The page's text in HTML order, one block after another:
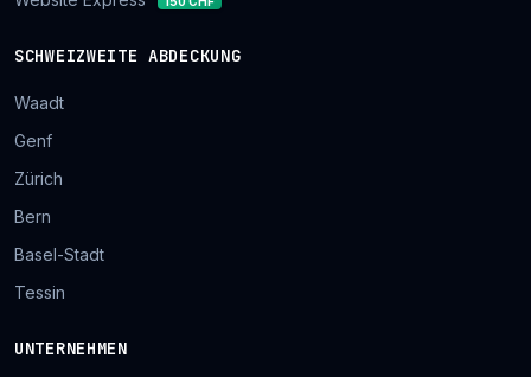
SCHWEIZWEITE ABDECKUNG
Waadt
Genf
Zürich
Bern
Basel-Stadt
Tessin
UNTERNEHMEN